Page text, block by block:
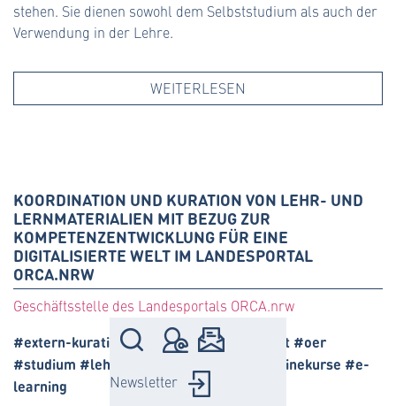
stehen. Sie dienen sowohl dem Selbststudium als auch der
Verwendung in der Lehre.
WEITERLESEN
KOORDINATION UND KURATION VON LEHR- UND
LERNMATERIALIEN MIT BEZUG ZUR
KOMPETENZENTWICKLUNG FÜR EINE
DIGITALISIERTE WELT IM LANDESPORTAL
ORCA.NRW
Geschäftsstelle des Landesportals ORCA.nrw
#extern-kuratiert #landesportal #content #oer
#studium #lehre #digitalkompetenz #onlinekurse #e-
learning
Newsletter